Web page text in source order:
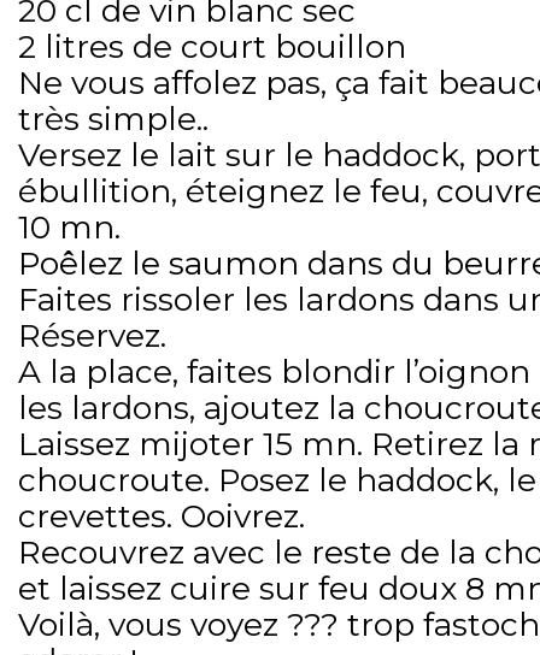
20 cl de vin blanc sec
2 litres de court bouillon
Ne vous affolez pas, ça fait
très simple..
Versez le lait sur le haddock,
ébullition, éteignez le feu,
10 mn.
Poêlez le saumon dans du
Faites rissoler les lardons dans
Réservez.
A la place, faites blondir
les lardons, ajoutez la
Laissez mijoter 15 mn. Retirez la
choucroute. Posez le haddock,
crevettes. Ooivrez.
Recouvrez avec le reste de la
et laissez cuire sur feu doux 8
Voilà, vous voyez ??? trop